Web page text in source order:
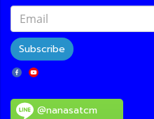
Subscribe
@nanasatcm